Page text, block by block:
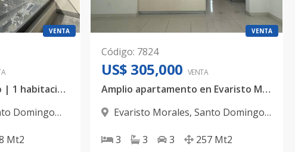
VENTA
Apartamento en Naco | 1 habitación | en Venta
Domingo
Mt2
VENTA
Código: 7824
US$ 305,000 VENTA
Amplio apartamento en Evaristo Morales| 257 mts2, 3 Habitaciones, Terraza y 3 parqueos
Evaristo Morales, Santo Domingo
3
3 3 257 Mt2